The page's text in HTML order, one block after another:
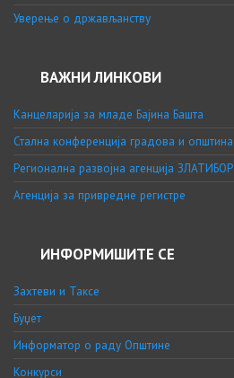
Уверење о држављанству
ВАЖНИ ЛИНКОВИ
Канцеларија за младе Бајина Башта
Стална конференција градова и општина
Регионална развојна агенција ЗЛАТИБОР
Агенција за привредне регистре
ИНФОРМИШИТЕ СЕ
Захтеви и Таксе
Буџет
Информатор о раду Општине
Конкурси